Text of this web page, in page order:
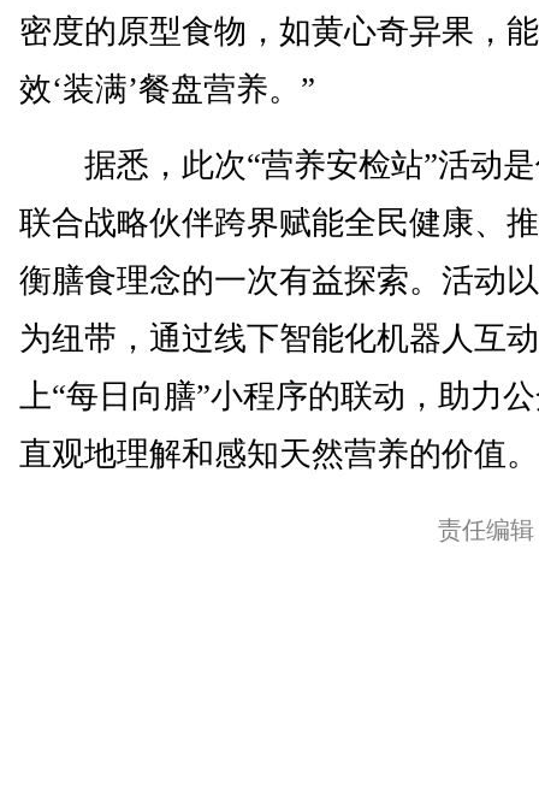
密度的原型食物，如黄心奇异果，
效‘装满’餐盘营养。”
据悉，此次“营养安检站”活动是
联合战略伙伴跨界赋能全民健康、
衡膳食理念的一次有益探索。活动
为纽带，通过线下智能化机器人互
上“每日向膳”小程序的联动，助力
直观地理解和感知天然营养的价值
责任编